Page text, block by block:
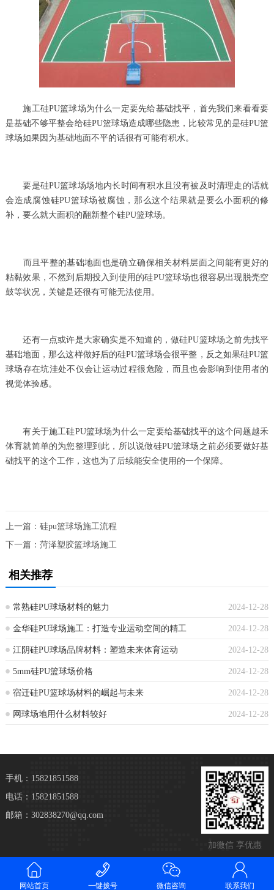
施工硅PU篮球场为什么一定要先给基础找平，首先我们来看看要
是基础不够平整会给硅PU篮球场造成哪些隐患，比较常见的是硅PU篮
球场如果因为基础地面不平的话很有可能有积水。
要是硅PU篮球场场地内长时间有积水且没有被及时清理走的话就
会造成腐蚀硅PU篮球场被腐蚀，那么这个结果就是要么小面积的修
补，要么就大面积的翻新整个硅PU篮球场。
而且平整的基础地面也是确立确保相关材料层面之间能有更好的
粘黏效果，不然到后期投入到使用的硅PU篮球场也很容易出现脱壳空
鼓等状况，关键是还很有可能无法使用。
还有一点或许是大家确实是不知道的，做硅PU篮球场之前先找平
基础地面，那么这样做好后的硅PU篮球场会很平整，反之如果硅PU篮
球场存在坑洼处不仅会让运动过程很危险，而且也会影响到使用者的
视觉体验感。
有关于施工硅PU篮球场为什么一定要给基础找平的这个问题越禾
体育就简单的为您整理到此，所以说做硅PU篮球场之前必须要做好基
础找平的这个工作，这也为了后续能安全使用的一个保障。
上一篇： 硅pu篮球场施工流程
下一篇： 菏泽塑胶篮球场施工
相关推荐
2024-12-28
常熟硅PU球场材料的魅力
2024-12-28
金华硅PU球场施工：打造专业运动空间的精工
2024-12-28
江阴硅PU球场品牌材料：塑造未来体育运动
2024-12-28
5mm硅PU篮球场价格
2024-12-28
宿迁硅PU篮球场材料的崛起与未来
2024-12-28
网球场地用什么材料较好
加微信 享优惠
手机：15821851588
电话：15821851588
邮箱：302838270@qq.com
网站首页 一键拨号 微信咨询 联系我们